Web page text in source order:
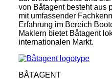
von Båtagent besteht aus
mit umfassender
Erfahrung im Bereich
Maklern bietet Båtagent
internationalen Markt.
BÅTAGENT